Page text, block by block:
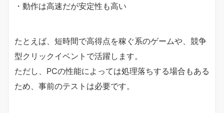
・動作は高速だが安定性も高い
たとえば、短時間で高得点を稼ぐ系のゲームや、競争
型クリックイベントで活躍します。
ただし、PCの性能によっては処理落ちする場合もある
ため、事前のテストは必要です。